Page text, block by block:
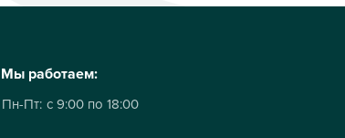
Мы работаем:
Пн-Пт: с 9:00 по 18:00